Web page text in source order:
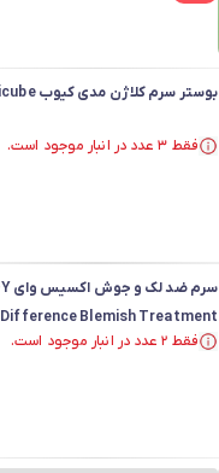
بوستر سرم کلاژن مدی کیوب Medicube
فقط ۳ عدد در انبار موجود است.
Difference Blemish Treatment حجم 15 میلی لیتر
فقط ۲ عدد در انبار موجود است.